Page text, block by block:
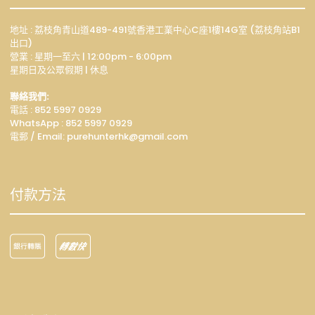
地址 : 荔枝角青山道489-491號香港工業中心C座1樓14G室 (荔枝角站B1
出口)
營業 : 星期一至六 | 12:00pm - 6:00pm
星期日及公眾假期 | 休息
聯絡我們:
電話 : 852 5997 0929
WhatsApp : 852 5997 0929
電郵 / Email: purehunterhk@gmail.com
付款方法